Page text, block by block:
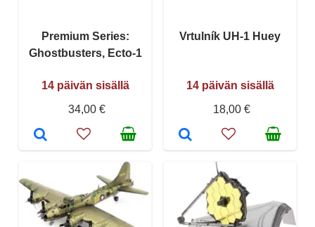
Premium Series:
Ghostbusters, Ecto-1
14 päivän sisällä
34,00 €
Vrtulník UH-1 Huey
14 päivän sisällä
18,00 €